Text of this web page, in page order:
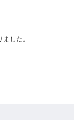
した。